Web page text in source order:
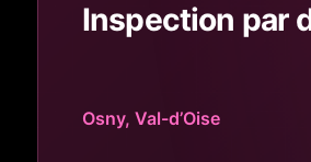
Inspection par
Osny, Val-d’Oise